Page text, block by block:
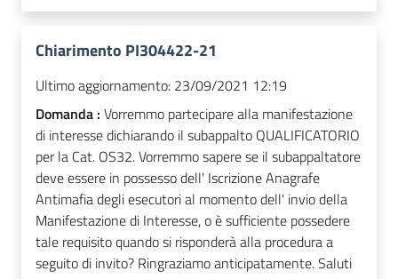
Chiarimento PI304422-21
Ultimo aggiornamento: 23/09/2021 12:19
Domanda : Vorremmo partecipare alla manifestazione
di interesse dichiarando il subappalto QUALIFICATORIO
per la Cat. OS32. Vorremmo sapere se il subappaltatore
deve essere in possesso dell' Iscrizione Anagrafe
Antimafia degli esecutori al momento dell' invio della
Manifestazione di Interesse, o è sufficiente possedere
tale requisito quando si risponderà alla procedura a
seguito di invito? Ringraziamo anticipatamente. Saluti